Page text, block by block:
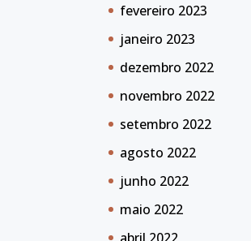
fevereiro 2023
janeiro 2023
dezembro 2022
novembro 2022
setembro 2022
agosto 2022
junho 2022
maio 2022